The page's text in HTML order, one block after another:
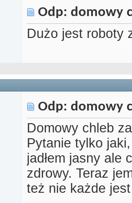
Odp: domowy
Dużo jest roboty
Odp: domowy
Domowy chleb
Pytanie tylko
jadłem jasny ale
zdrowy. Teraz
też nie każde